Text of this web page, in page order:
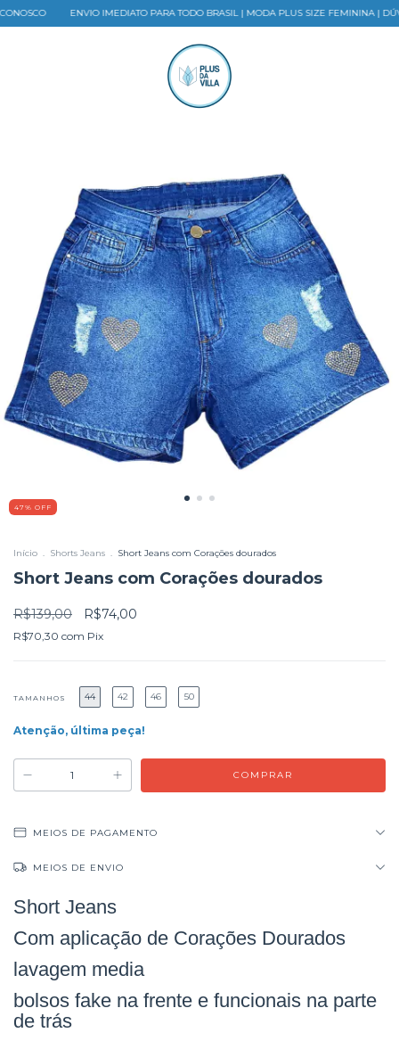
ENVIO IMEDIATO PARA TODO BRASIL | MODA PLUS SIZE FEMININA | DÚVIDAS?
47% OFF
Início . Shorts Jeans . Short Jeans com Corações dourados
Short Jeans com Corações dourados
R$139,00 R$74,00
R$70,30 com Pix
TAMANHOS 44 42 46 50
Atenção, última peça!
MEIOS DE PAGAMENTO
MEIOS DE ENVIO
Short Jeans
Com aplicação de Corações Dourados
lavagem media
bolsos fake na frente e funcionais na parte
de trás